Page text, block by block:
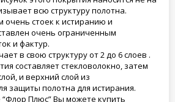
всю структуру полотна.
очень стоек к истиранию и
очень ограниченным
и фактур.
в свою структуру от 2 до 6 слоев .
составляет стекловолокно, затем
и верхний слой из
защиты полотна для истирания.
Плюс” Вы можете купить